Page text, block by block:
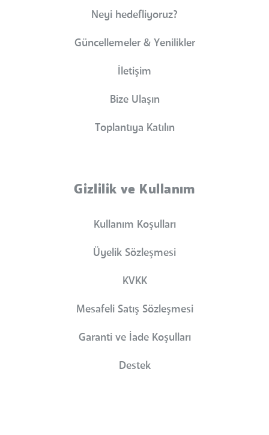
Neyi hedefliyoruz?
Güncellemeler & Yenilikler
İletişim
Bize Ulaşın
Toplantıya Katılın
Gizlilik ve Kullanım
Kullanım Koşulları
Üyelik Sözleşmesi
KVKK
Mesafeli Satış Sözleşmesi
Garanti ve İade Koşulları
Destek